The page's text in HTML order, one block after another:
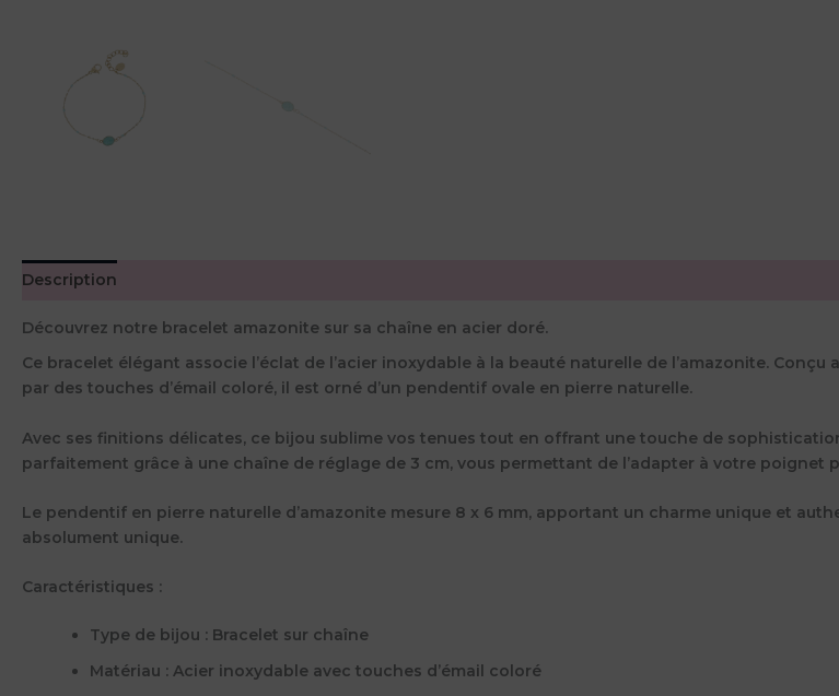
Description
Découvrez notre bracelet amazonite sur sa chaîne en acier doré.
Ce bracelet élégant associe l’éclat de l’acier inoxydable à la beauté naturelle de l’amazonite.
par des touches d’émail coloré, il est orné d’un pendentif ovale en pierre naturelle.
Avec ses finitions délicates, ce bijou sublime vos tenues tout en offrant une touche de
parfaitement grâce à une chaîne de réglage de 3 cm, vous permettant de l’adapter à votre poignet
Le pendentif en pierre naturelle d’amazonite mesure 8 x 6 mm, apportant un charme unique et
absolument unique.
Caractéristiques :
Type de bijou : Bracelet sur chaîne
Matériau : Acier inoxydable avec touches d’émail coloré